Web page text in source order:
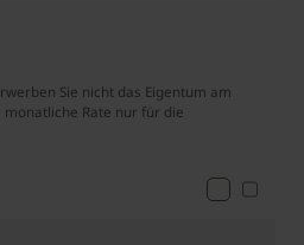
Sie nicht das Eigentum am
Rate nur für die